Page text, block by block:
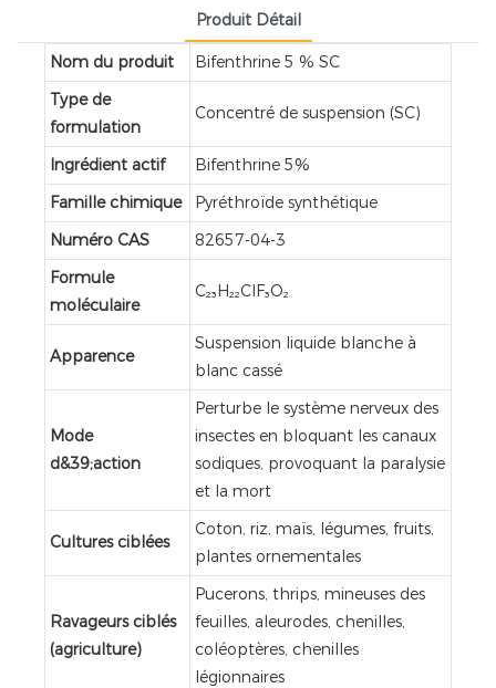
Produit Détail
Nom du produit
Bifenthrine 5 % SC
Type de
formulation
Concentré de suspension (SC)
Ingrédient actif
Bifenthrine 5%
Famille chimique
Pyréthroïde synthétique
Numéro CAS
82657-04-3
Formule
moléculaire
C₂₃H₂₂ClF₃O₂
Apparence
Suspension liquide blanche à
blanc cassé
Mode
d&39;action
Perturbe le système nerveux des
insectes en bloquant les canaux
sodiques, provoquant la paralysie
et la mort
Cultures ciblées
Coton, riz, maïs, légumes, fruits,
plantes ornementales
Ravageurs ciblés
(agriculture)
Pucerons, thrips, mineuses des
feuilles, aleurodes, chenilles,
coléoptères, chenilles
légionnaires